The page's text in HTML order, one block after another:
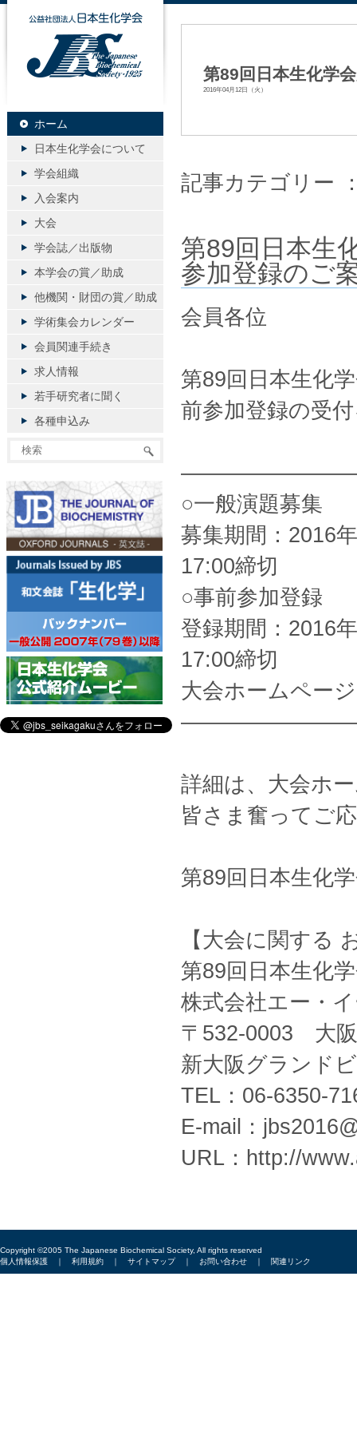
第89回日本生化学
2016年04月12日（火）
記事カテゴリー
第89回日本生
参加登録のご
会員各位
第89回日本生化
前参加登録の受
○一般演題募集
募集期間：2016
17:00締切
○事前参加登録
登録期間：2016
17:00締切
大会ホームペー
詳細は、大会ホ
皆さま奮ってご
第89回日本生化
【大会に関する
第89回日本生化
株式会社エー・
〒532-0003 大
新大阪グランド
TEL：06-6350-
E-mail：
URL：http://
公益社団法人日本生化学会
ホーム
日本生化学会について
学会組織
入会案内
大会
学会誌／出版物
本学会の賞／助成
他機関・財団の賞／助成
学術集会カレンダー
会員関連手続き
求人情報
若手研究者に聞く
各種申込み
Copyright ©2005 The Japanese Biochemical Society, All rights reserved
個人情報保護 ｜ 利用規約 ｜ サイトマップ｜ お問い合わせ ｜ 関連リンク